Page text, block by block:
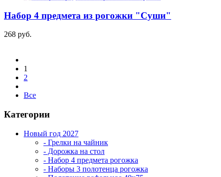
Набор 4 предмета из рогожки "Суши"
268 руб.
1
2
Все
Категории
Новый год 2027
- Грелки на чайник
- Дорожка на стол
- Набор 4 предмета рогожка
- Наборы 3 полотенца рогожка